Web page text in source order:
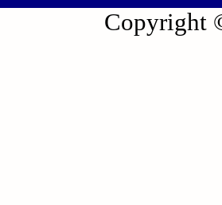
Copyright